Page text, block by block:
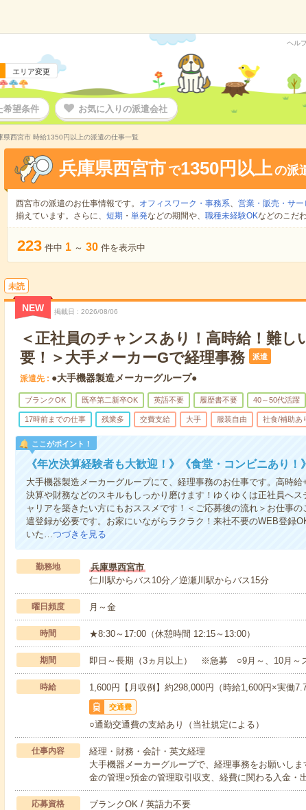
エリア変更
ヘル
希望条件 お気に入りの派遣会社
県西宮市 時給1350円以上の派遣の仕事一覧
兵庫県西宮市 で1350円以上の派
西宮市の派遣のお仕事情報です。 オフィスワーク・事務系、 営業・販売・サー
揃えています。さらに、 短期 ・ 単発などの期間や、 職種未経験OKなどのこだ
223 件中 1 ～ 30 件を表示中
未読
NEW 掲載日 2026/08/06
＜正社員のチャンスあり！高時給！難し
要！＞大手メーカーGで経理事務
派遣
派遣先 ●大手機器製造メーカーグループ●
ブランクOK 既卒第二新卒OK 英語不要 履歴書不要 40～50代活躍
17時前までの仕事 残業多 交費支給 大手 服装自由 社食/補助あ
ここがポイント！
《年次決算経験者も大歓迎！》《食堂・コンビニあり！
大手機器製造メーカーグループにて、経理事務のお仕事です。高時給
決算や財務などのスキルもしっかり磨けます！ゆくゆくは正社員へ
ャリアを築きたい方にもおススメです！＜ご応募後の流れ＞お仕事
遣登録が必要です。お家にいながらラクラク！来社不要のWEB登録
いた…つづきを見る
勤務地
兵庫県西宮市
仁川駅からバス10分／逆瀬川駅からバス15分
曜日頻度 月～金
時間 ★8:30～17:00（休憩時間 12:15～13:00）
期間 即日～長期（3ヵ月以上） ※急募 ○9月～、10月～
時給 1,600円【月収例】約298,000円（時給1,600円×実働
交通費
○通勤交通費の支給あり（当社規定による）
仕事内容
経理・財務・会計・英文経理
大手機器メーカーグループで、経理事務をお願いし
金の管理○預金の管理取引収支、経費に関わる入金・
応募資格
ブランクOK / 英語力不要